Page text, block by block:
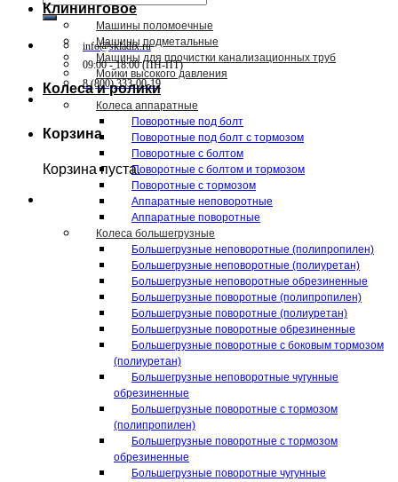
info@skladix.ru
09:00 - 18:00 (ПН-ПТ)
8 (800) 333-00-19
Корзина
Корзина пуста.
Клининговое
Машины поломоечные
Машины подметальные
Машины для прочистки канализационных труб
Мойки высокого давления
Колеса и ролики
Колеса аппаратные
Поворотные под болт
Поворотные под болт с тормозом
Поворотные с болтом
Поворотные с болтом и тормозом
Поворотные с тормозом
Аппаратные неповоротные
Аппаратные поворотные
Колеса большегрузные
Большегрузные неповоротные (полипропилен)
Большегрузные неповоротные (полиуретан)
Большегрузные неповоротные обрезиненные
Большегрузные поворотные (полипропилен)
Большегрузные поворотные (полиуретан)
Большегрузные поворотные обрезиненные
Большегрузные поворотные с боковым тормозом
(полиуретан)
Большегрузные неповоротные чугунные
обрезиненные
Большегрузные поворотные с тормозом
(полипропилен)
Большегрузные поворотные с тормозом
обрезиненные
Большегрузные поворотные чугунные